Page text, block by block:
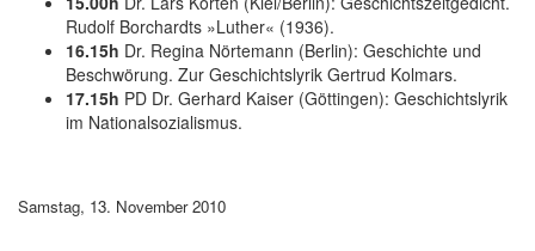
Rudolf Borchardts »Luther« (1936).
16.15h Dr. Regina Nörtemann (Berlin): Geschichte und
Beschwörung. Zur Geschichtslyrik Gertrud Kolmars.
17.15h PD Dr. Gerhard Kaiser (Göttingen): Geschichtslyrik
im Nationalsozialismus.
Samstag, 13. November 2010